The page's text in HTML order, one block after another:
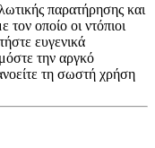
παρατήρησης και
οποίο οι ντόπιοι
ευγενικά
την αργκό
τη σωστή χρήση